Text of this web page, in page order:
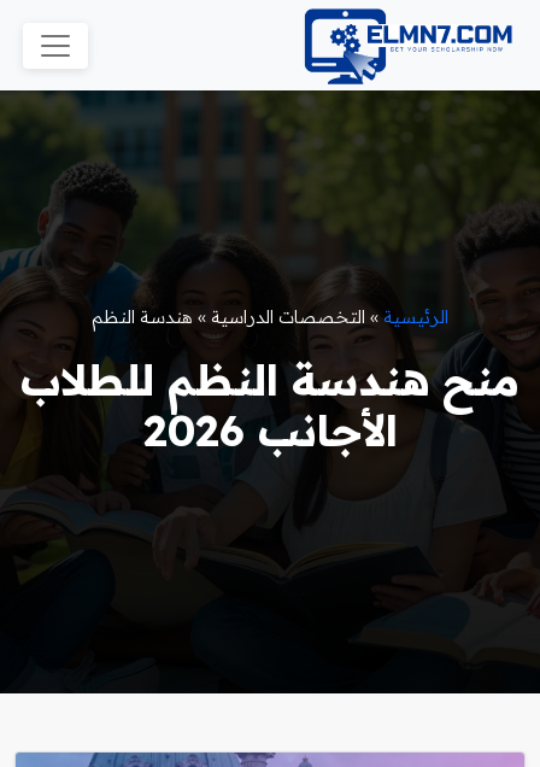
الرئيسية» التخصصات الدراسية » هندسة النظم
منح هندسة النظم للطلاب
الأجانب 2026